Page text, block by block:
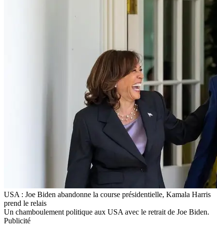
USA : Joe Biden abandonne la course présidentielle, Kamala Harris
prend le relais
Un chamboulement politique aux USA avec le retrait de Joe Biden.
Publicité